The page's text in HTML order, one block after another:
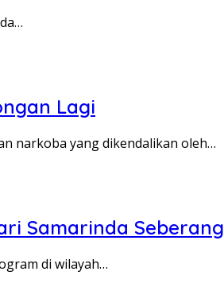
Lagi
narkoba yang dikendalikan oleh…
Samarinda Seberang
di wilayah…